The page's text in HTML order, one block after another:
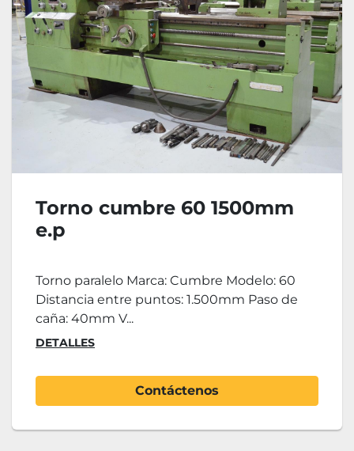
Torno cumbre 60 1500mm
e.p
Torno paralelo Marca: Cumbre Modelo: 60
Distancia entre puntos: 1.500mm Paso de
caña: 40mm V...
DETALLES
Contáctenos